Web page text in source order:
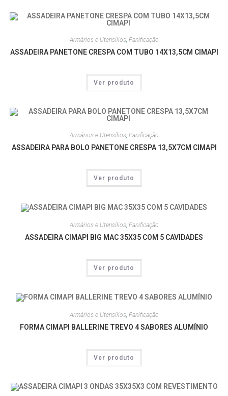
Armários e Utensílios, Panificação
ASSADEIRA PANETONE CRESPA COM TUBO 14X13,5CM CIMAPI
Ver produto
Armários e Utensílios, Panificação
ASSADEIRA PARA BOLO PANETONE CRESPA 13,5X7CM CIMAPI
Ver produto
Armários e Utensílios, Panificação
ASSADEIRA CIMAPI BIG MAC 35X35 COM 5 CAVIDADES
Ver produto
Armários e Utensílios, Panificação
FORMA CIMAPI BALLERINE TREVO 4 SABORES ALUMÍNIO
Ver produto